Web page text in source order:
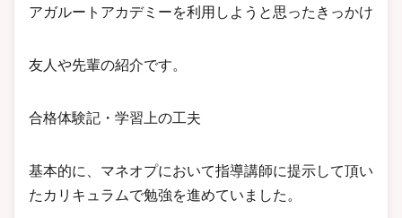
アガルートアカデミーを利用しようと思ったきっかけ
友人や先輩の紹介です。
合格体験記・学習上の工夫
基本的に、マネオプにおいて指導講師に提示して頂い
たカリキュラムで勉強を進めていました。